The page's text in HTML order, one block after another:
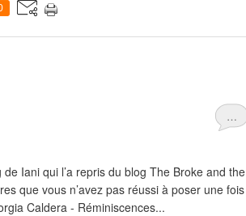
…
Iani qui l’a repris du blog The Broke and the
que vous n’avez pas réussi à poser une fois
Caldera - Réminiscences...